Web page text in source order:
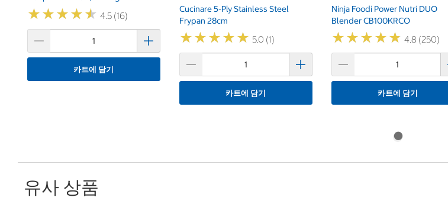
★★★★★
★★★★★ 4.5 (16)
카트에 담기
Cucinare 5-Ply Stainless Steel
Frypan 28cm
★★★★★
★★★★★ 5.0 (1)
카트에 담기
Ninja Foodi Power Nutri DUO
Blender CB100KRCO
★★★★★
★★★★★ 4.8 (250)
카트에 담기
유사 상품